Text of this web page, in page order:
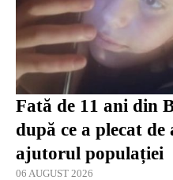
Fată de 11 ani din
după ce a plecat de
ajutorul populației
06 AUGUST 2026